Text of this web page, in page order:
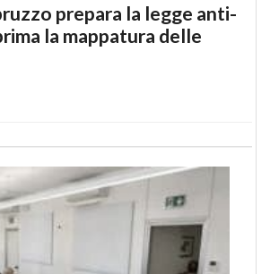
prepara la legge anti-
la mappatura delle